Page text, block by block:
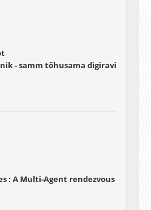
- samm tõhusama digiravi
: A Multi-Agent rendezvous